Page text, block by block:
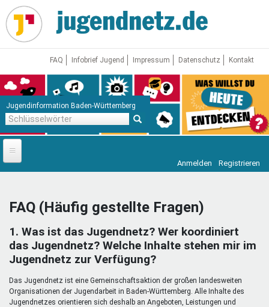
Direkt
zum
Inhalt
FAQ Infobrief Jugend Impressum Datenschutz Kontakt
Jugendinformation Baden-Württemberg
Startseite
Jugendnetz
Freizeit & Reisen
Mentoren & Projekte
Vor Ort
Anmelden Registrieren
FAQ (Häufig gestellte Fragen)
1. Was ist das Jugendnetz? Wer koordiniert
das Jugendnetz? Welche Inhalte stehen mir im
Jugendnetz zur Verfügung?
Das Jugendnetz ist eine Gemeinschaftsaktion der großen landesweiten
Organisationen der Jugendarbeit in Baden-Württemberg. Alle Inhalte des
Jugendnetzes orientieren sich deshalb an Angeboten, Leistungen und